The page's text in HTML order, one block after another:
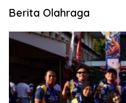
Berita Olahraga